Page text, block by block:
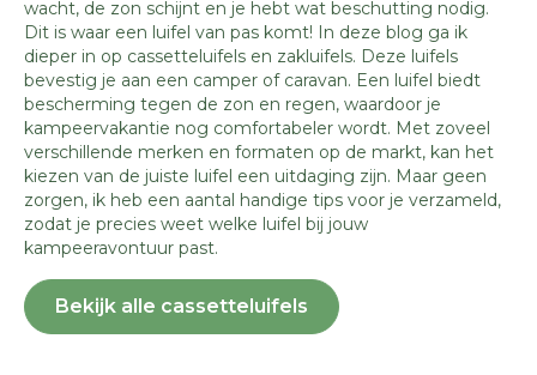
wacht, de zon schijnt en je hebt wat beschutting nodig.
Dit is waar een luifel van pas komt! In deze blog ga ik
dieper in op cassetteluifels en zakluifels. Deze luifels
bevestig je aan een camper of caravan. Een luifel biedt
bescherming tegen de zon en regen, waardoor je
kampeervakantie nog comfortabeler wordt. Met zoveel
verschillende merken en formaten op de markt, kan het
kiezen van de juiste luifel een uitdaging zijn. Maar geen
zorgen, ik heb een aantal handige tips voor je verzameld,
zodat je precies weet welke luifel bij jouw
kampeeravontuur past.
Bekijk alle cassetteluifels